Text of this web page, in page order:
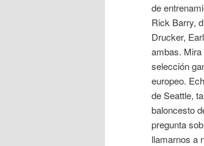
de
Rick Barry,
Drucker,
ambas.
selección
europeo.
de Seattle,
baloncesto
pregunta
llamarnos a